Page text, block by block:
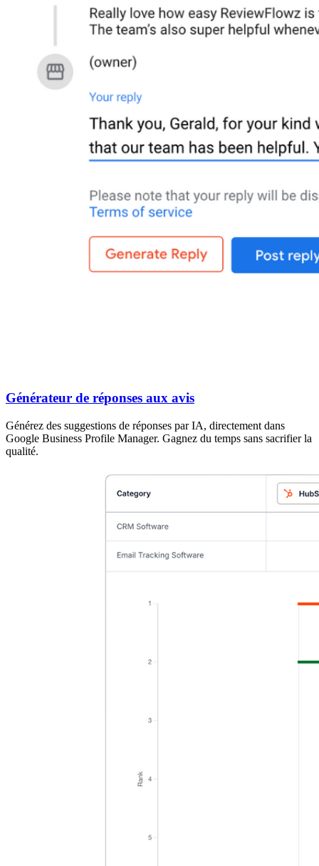
Générateur de réponses aux avis
Générez des suggestions de réponses par IA, directement dans
Google Business Profile Manager. Gagnez du temps sans sacrifier la
qualité.